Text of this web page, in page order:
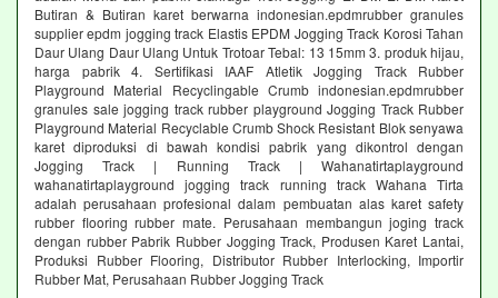
Butiran & Butiran karet berwarna indonesian.epdmrubber granules
supplier epdm jogging track Elastis EPDM Jogging Track Korosi Tahan
Daur Ulang Daur Ulang Untuk Trotoar Tebal: 13 15mm 3. produk hijau,
harga pabrik 4. Sertifikasi IAAF Atletik Jogging Track Rubber
Playground Material Recyclingable Crumb indonesian.epdmrubber
granules sale jogging track rubber playground Jogging Track Rubber
Playground Material Recyclable Crumb Shock Resistant Blok senyawa
karet diproduksi di bawah kondisi pabrik yang dikontrol dengan
Jogging Track | Running Track | Wahanatirtaplayground
wahanatirtaplayground jogging track running track Wahana Tirta
adalah perusahaan profesional dalam pembuatan alas karet safety
rubber flooring rubber mate. Perusahaan membangun joging track
dengan rubber Pabrik Rubber Jogging Track, Produsen Karet Lantai,
Produksi Rubber Flooring, Distributor Rubber Interlocking, Importir
Rubber Mat, Perusahaan Rubber Jogging Track